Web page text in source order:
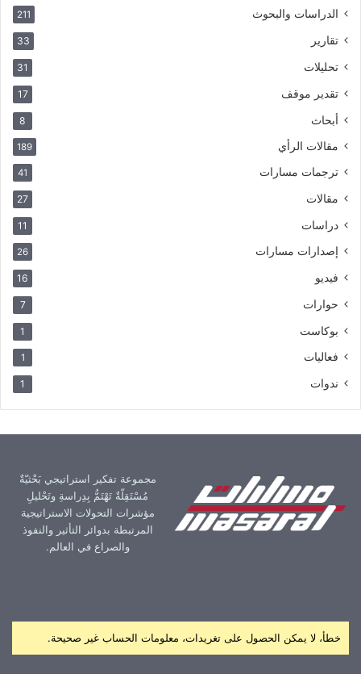
الدراسات والبحوث 211
تقارير 33
تحليلات 31
تقدير موقف 17
أبحاث 8
مقالات الرأي 189
ترجمات مسارات 41
مقالات 27
دراسات 11
إصدارات مسارات 26
فيديو 16
حوارات 7
بوكاست 1
فعاليات 1
ندوات 1
مجموعة تفكير استراتيجي بَحْثيّةٌ
مُسْتَقِلّةٌ تَهْتَمُّ بِدِراسةِ وتَحْليلِ
مؤشرات التحولات الاستراتيجية
المرتبطة بدوائر التأثير والنفوذ
والصراع في العالم.
خطأ، لا يمكن الحصول على تغريدات، معلومات الحساب غير صحيحة.